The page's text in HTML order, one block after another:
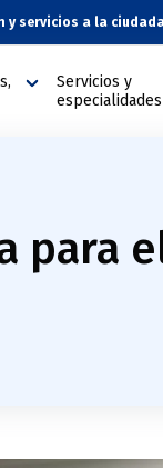
y servicios a la
Servicios y
especialidades
para